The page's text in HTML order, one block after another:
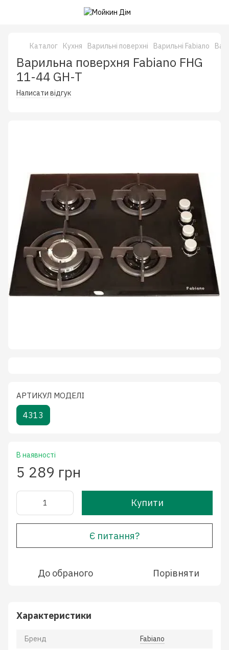
Каталог Кухня Варильні поверхні Варильні Fabiano
Варильна поверхня Fabiano FHG
11-44 GH-T
Написати відгук
АРТИКУЛ МОДЕЛІ
4313
В наявності
5 289 грн
Купити
Є питання?
До обраного Порівняти
Характеристики
Бренд Fabiano